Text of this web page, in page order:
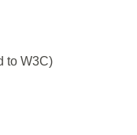
to W3C)